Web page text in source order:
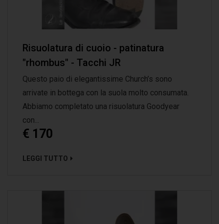
Risuolatura di cuoio - patinatura
"rhombus" - Tacchi JR
Questo paio di elegantissime Church’s sono
arrivate in bottega con la suola molto consumata.
Abbiamo completato una risuolatura Goodyear
con...
€ 170
LEGGI TUTTO